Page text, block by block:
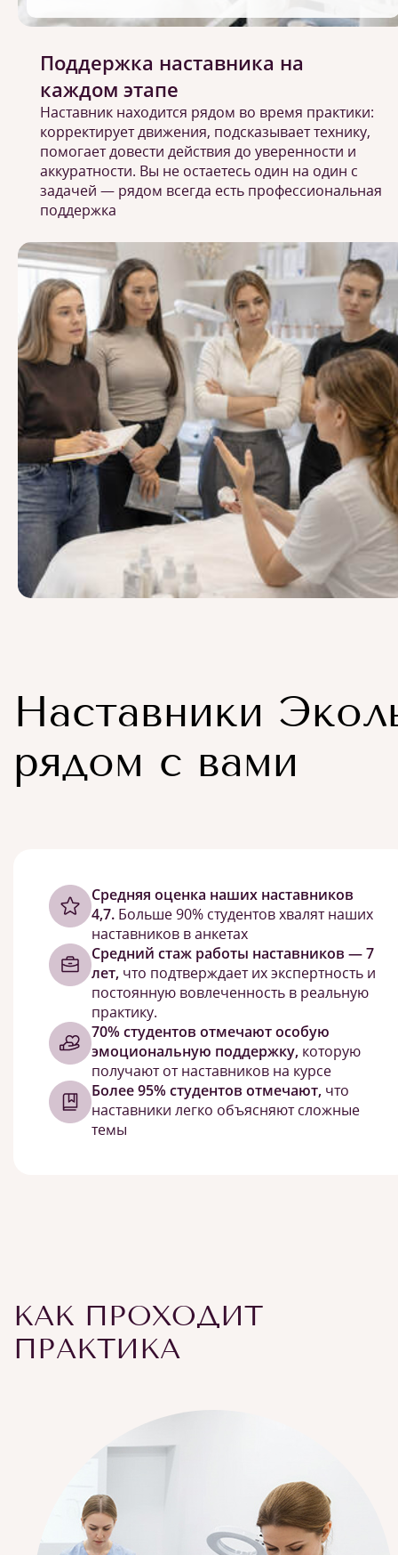
Поддержка наставника на
каждом этапе
Наставник находится рядом во время практики:
корректирует движения, подсказывает технику,
помогает довести действия до уверенности и
аккуратности. Вы не остаетесь один на один с
задачей — рядом всегда есть профессиональная
поддержка
Наставники
рядом с вами
Cредняя оценка наших наставников
4,7. Больше 90% студентов хвалят наших
наставников в анкетах
Средний стаж работы наставников — 7
лет, что подтверждает их экспертность и
постоянную вовлеченность в реальную
практику.
70% студентов отмечают особую
эмоциональную поддержку, которую
получают от наставников на курсе
Более 95% студентов отмечают, что
наставники легко объясняют сложные
темы
КАК ПРОХОДИТ
ПРАКТИКА